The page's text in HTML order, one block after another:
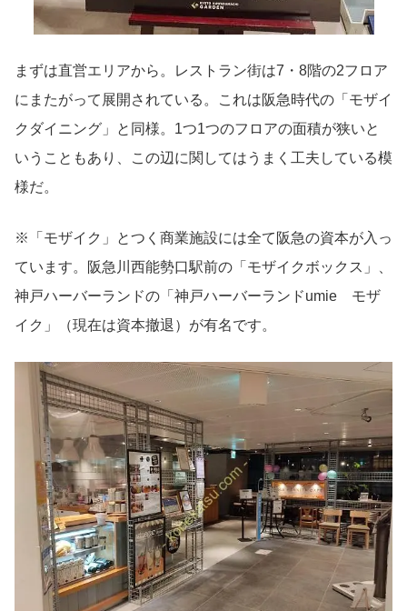
まずは直営エリアから。レストラン街は7・8階の2フロア
にまたがって展開されている。これは阪急時代の「モザイ
クダイニング」と同様。1つ1つのフロアの面積が狭いと
いうこともあり、この辺に関してはうまく工夫している模
様だ。
※「モザイク」とつく商業施設には全て阪急の資本が入っ
ています。阪急川西能勢口駅前の「モザイクボックス」、
神戸ハーバーランドの「神戸ハーバーランドumie モザ
イク」（現在は資本撤退）が有名です。